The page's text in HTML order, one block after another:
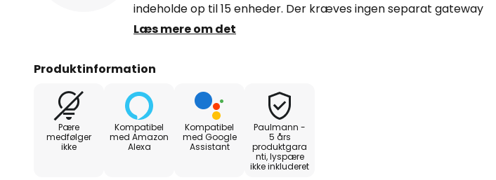
indeholde op til 15 enheder. Der kræves ingen separat gateway
til brug med standardindstillingerne. Hvis kontakten tilsluttes
er der yderligere muligheder for intelligent lysstyring. Den gratis
gruppeknapperne. Da denne kontakt er beskyttet mod
stænkvand og udstyret med et hængslet plastdæksel, kan den
bruges udendørs. Den er skruet fast og kan derfor monteres
næsten hvor som helst. Der kræves ingen strømkilde, da denne
ZigBee-vægkontakt drives af et CR2450-batteri, som er
Læs mere om det
Produktinformation
Pære
medfølger
ikke
Kompatibel
med Amazon
Alexa
Kompatibel
med Google
Assistant
Paulmann -
5 års
produktgara
nti, lyspære
ikke inkluderet